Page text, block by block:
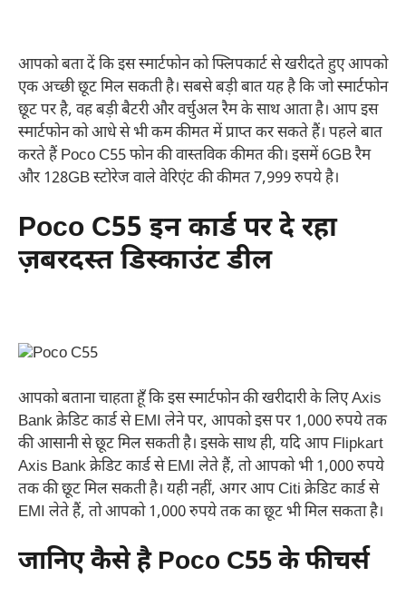
आपको बता दें कि इस स्मार्टफोन को फ्लिपकार्ट से खरीदते हुए आपको
एक अच्छी छूट मिल सकती है। सबसे बड़ी बात यह है कि जो स्मार्टफोन
छूट पर है, वह बड़ी बैटरी और वर्चुअल रैम के साथ आता है। आप इस
स्मार्टफोन को आधे से भी कम कीमत में प्राप्त कर सकते हैं। पहले बात
करते हैं Poco C55 फोन की वास्तविक कीमत की। इसमें 6GB रैम
और 128GB स्टोरेज वाले वेरिएंट की कीमत 7,999 रुपये है।
Poco C55 इन कार्ड पर दे रहा
ज़बरदस्त डिस्काउंट डील
आपको बताना चाहता हूँ कि इस स्मार्टफोन की खरीदारी के लिए Axis
Bank क्रेडिट कार्ड से EMI लेने पर, आपको इस पर 1,000 रुपये तक
की आसानी से छूट मिल सकती है। इसके साथ ही, यदि आप Flipkart
Axis Bank क्रेडिट कार्ड से EMI लेते हैं, तो आपको भी 1,000 रुपये
तक की छूट मिल सकती है। यही नहीं, अगर आप Citi क्रेडिट कार्ड से
EMI लेते हैं, तो आपको 1,000 रुपये तक का छूट भी मिल सकता है।
जानिए कैसे है Poco C55 के फीचर्स